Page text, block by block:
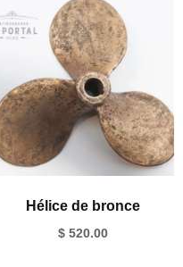
Hélice de bronce
$ 520.00